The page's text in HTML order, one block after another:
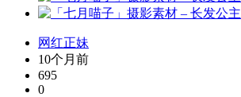
网红正妹
10个月前
695
0